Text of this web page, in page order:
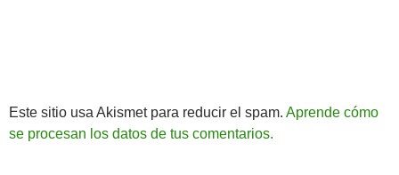
Este sitio usa Akismet para reducir el spam. Aprende cómo
se procesan los datos de tus comentarios.